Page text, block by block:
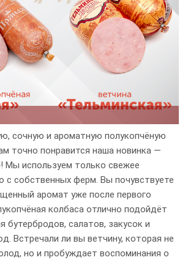
сочную и ароматную полукопчёную
точно понравится наша новинка —
Мы используем только свежее
с собственных ферм. Вы почувствуете
аромат уже после первого
колбаса отлично подойдёт
бутербродов, салатов, закусок и
Встречали ли вы ветчину, которая не
но и пробуждает воспоминания о